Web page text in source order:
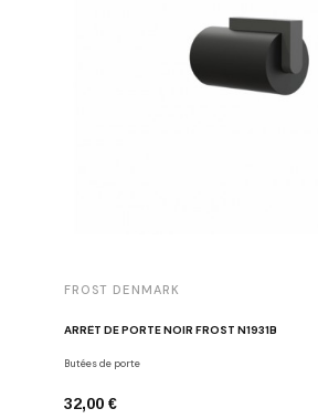
FROST DENMARK
ARRÊT DE PORTE NOIR FROST N1931B
Butées de porte
32,00 €